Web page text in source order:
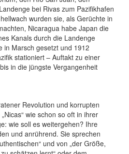
bei Rivas zum Pazifikhafen
wurden sie, als Gerüchte in
Nicaragua habe Japan die
Kanals durch die Landenge
in Marsch gesetzt und 1912
stationiert – Auftakt zu einer
in die jüngste Vergangenheit
Revolution und korrupten
wie schon so oft in ihrer
wie soll es weitergehen? Ihre
und anrührend. Sie sprechen
und von „der Größe,